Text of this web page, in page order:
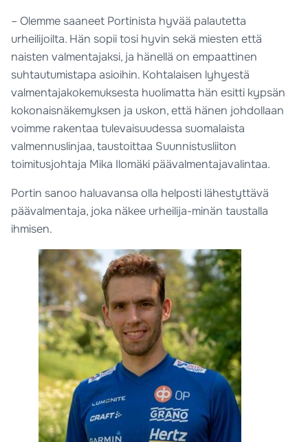
– Olemme saaneet Portinista hyvää palautetta
urheilijoilta. Hän sopii tosi hyvin sekä miesten että
naisten valmentajaksi, ja hänellä on empaattinen
suhtautumistapa asioihin. Kohtalaisen lyhyestä
valmentajakokemuksesta huolimatta hän esitti kypsän
kokonaisnäkemyksen ja uskon, että hänen johdollaan
voimme rakentaa tulevaisuudessa suomalaista
valmennuslinjaa, taustoittaa Suunnistusliiton
toimitusjohtaja Mika Ilomäki päävalmentajavalintaa.
Portin sanoo haluavansa olla helposti lähestyttävä
päävalmentaja, joka näkee urheilija-minän taustalla
ihmisen.